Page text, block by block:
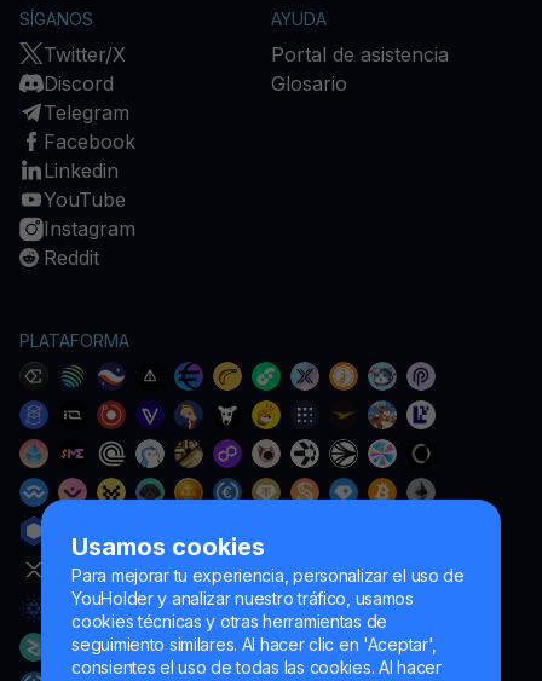
Usamos cookies
Para mejorar tu experiencia, personalizar el uso de
YouHolder y analizar nuestro tráfico, usamos
cookies técnicas y otras herramientas de
seguimiento similares. Al hacer clic en 'Aceptar',
consientes el uso de todas las cookies. Al hacer
SÍGANOS
Twitter/X
Discord
Telegram
Facebook
Linkedin
YouTube
Instagram
Reddit
AYUDA
Portal de asistencia
Glosario
PLATAFORMA